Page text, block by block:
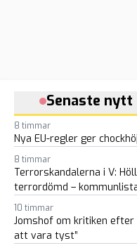
Senaste nytt
8 timmar
Nya EU-regler ger
8 timmar
Terrorskandalerna i V:
terrordömd –
10 timmar
Jomshof om kritiken efter
att vara tyst”